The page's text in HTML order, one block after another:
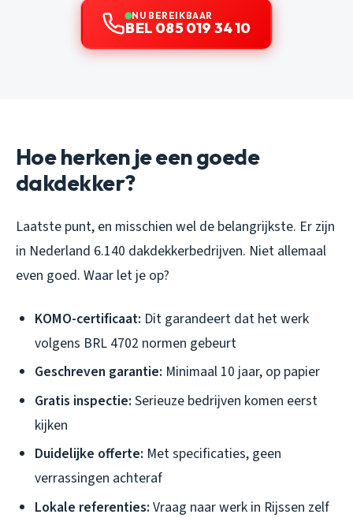
NU BEREIKBAAR
BEL 085 019 34 10
Hoe herken je een goede
dakdekker?
Laatste punt, en misschien wel de belangrijkste. Er zijn
in Nederland 6.140 dakdekkerbedrijven. Niet allemaal
even goed. Waar let je op?
KOMO-certificaat: Dit garandeert dat het werk
volgens BRL 4702 normen gebeurt
Geschreven garantie: Minimaal 10 jaar, op papier
Gratis inspectie: Serieuze bedrijven komen eerst
kijken
Duidelijke offerte: Met specificaties, geen
verrassingen achteraf
Lokale referenties: Vraag naar werk in Rijssen zelf